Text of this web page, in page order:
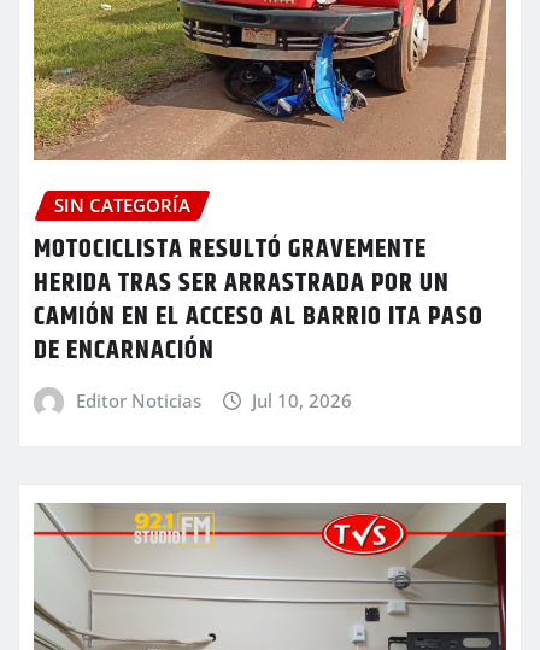
SIN CATEGORÍA
MOTOCICLISTA RESULTÓ GRAVEMENTE
HERIDA TRAS SER ARRASTRADA POR UN
CAMIÓN EN EL ACCESO AL BARRIO ITA PASO
DE ENCARNACIÓN
Editor Noticias Jul 10, 2026